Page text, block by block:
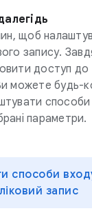
щоб
запису.
доступ
можете будь-
способи
параметри.
способи
запис